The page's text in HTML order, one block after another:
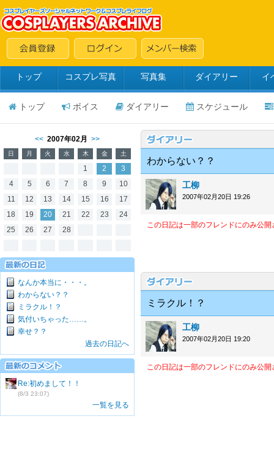
トップ コスプレ写真 写真集 ダイアリー イ
トップ ボイス ダイアリー スケジュール
<< 2007年02月 >>
日 月 火 水 木 金 土
1 2
3
4
5 6 7 8 9
10
11
12 13 14 15 16
17
18
19 20 21 22 23
24
25
26 27 28
なんか本当に・・・。
わからない？？
ミラクル！？
気付いちゃった……。
幸せ？？
過去の日記へ
Re:初めまして！！
(8/3 23:07)
一覧を見る
わからない？？
工柳
2007年02月20日 19:26
この日記は一部のフレンドにのみ公
ミラクル！？
工柳
2007年02月20日 19:20
この日記は一部のフレンドにのみ公